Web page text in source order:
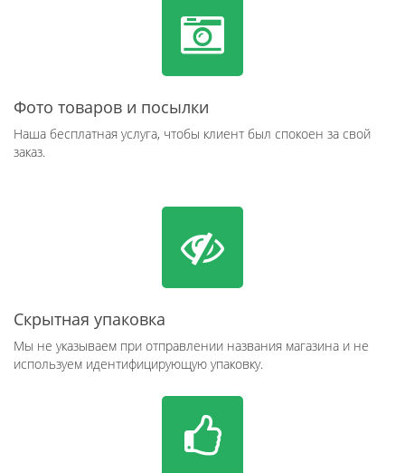
Фото товаров и посылки
Наша бесплатная услуга, чтобы клиент был спокоен за свой
заказ.
Скрытная упаковка
Мы не указываем при отправлении названия магазина и не
используем идентифицирующую упаковку.